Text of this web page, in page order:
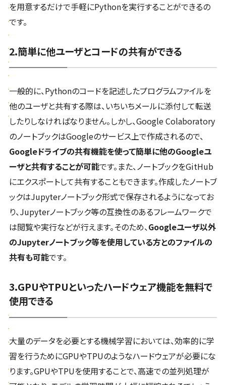
を用意するだけで手軽にPythonを実行することができるの
です。
2.簡単に他ユーザとコードの共有ができる
一般的に、Pythonのコードを記述したプログラムファイルを
他のユーザと共有する際は、いちいちメールに添付して転送
したりしなければなりません。しかし、Google Colaboratory
のノートブックはGoogleのサービス上で作成されるので、
Googleドライブの共有機能を使って簡単に他のGoogleユ
ーザと共有することが可能です。また、ノートブックをGitHub
にエクスポートして共有することもできます。作成したノートブ
ックはJupyterノートブック形式で保存されるようになってお
り、Jupyterノートブック等の互換性のあるフレームワークで
は閲覧や実行などが行えます。そのため、Googleユーザ以外
のJupyterノートブック等を使用している方とのファイルの
共有も可能です。
3.GPUやTPUといったハードウェア機能を無料で
使用できる
大量のデータを必要とする機械学習においては、効率的に学
習を行うためにGPUやTPUのようなハードウェアが必要にな
ります。GPUやTPUを使用することで、高速での並列処理が